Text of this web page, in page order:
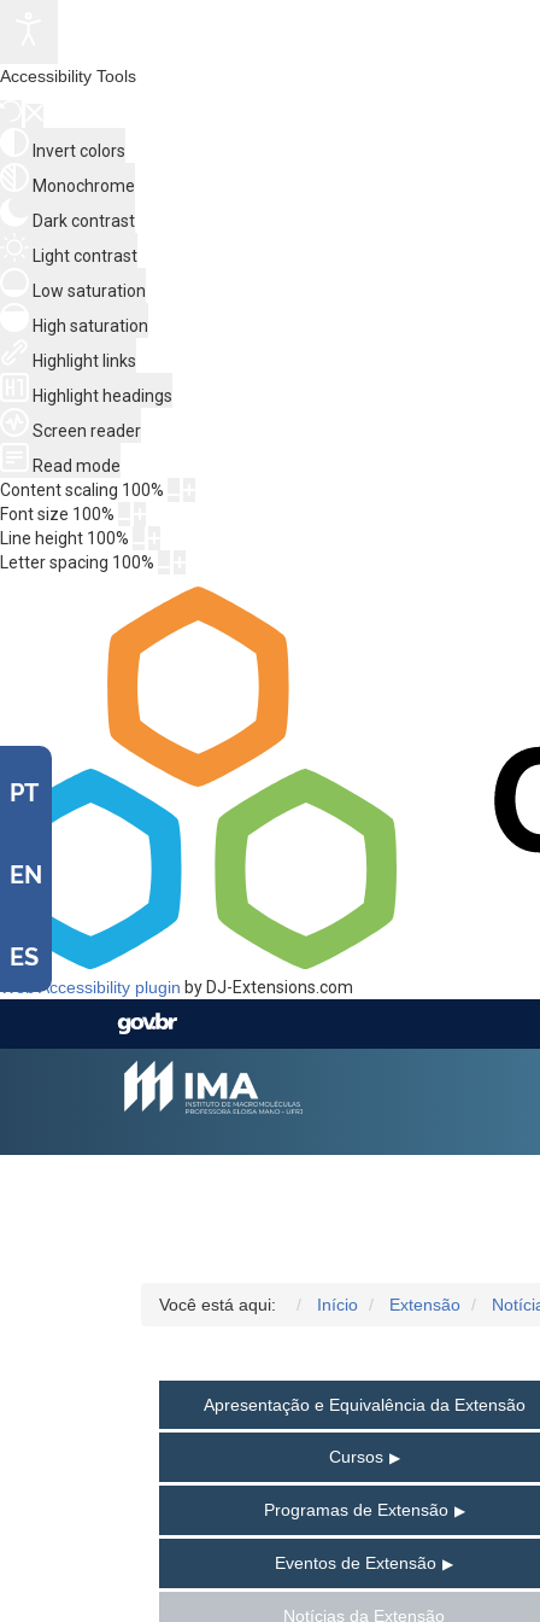
Accessibility Tools
Invert colors
Monochrome
Dark contrast
Light contrast
Low saturation
High saturation
Highlight links
Highlight headings
Screen reader
Read mode
Content scaling 100%
Font size 100%
Line height 100%
Letter spacing 100%
Web Accessibility plugin by DJ-Extensions.com
PT
EN
ES
Você está aqui: Início Extensão
Apresentação e Equivalência da Extensão
Cursos
Programas de Extensão
Eventos de Extensão
Notícias da Extensão